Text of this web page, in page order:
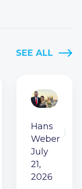
SEE ALL
Hans
Weber
July
21,
2026